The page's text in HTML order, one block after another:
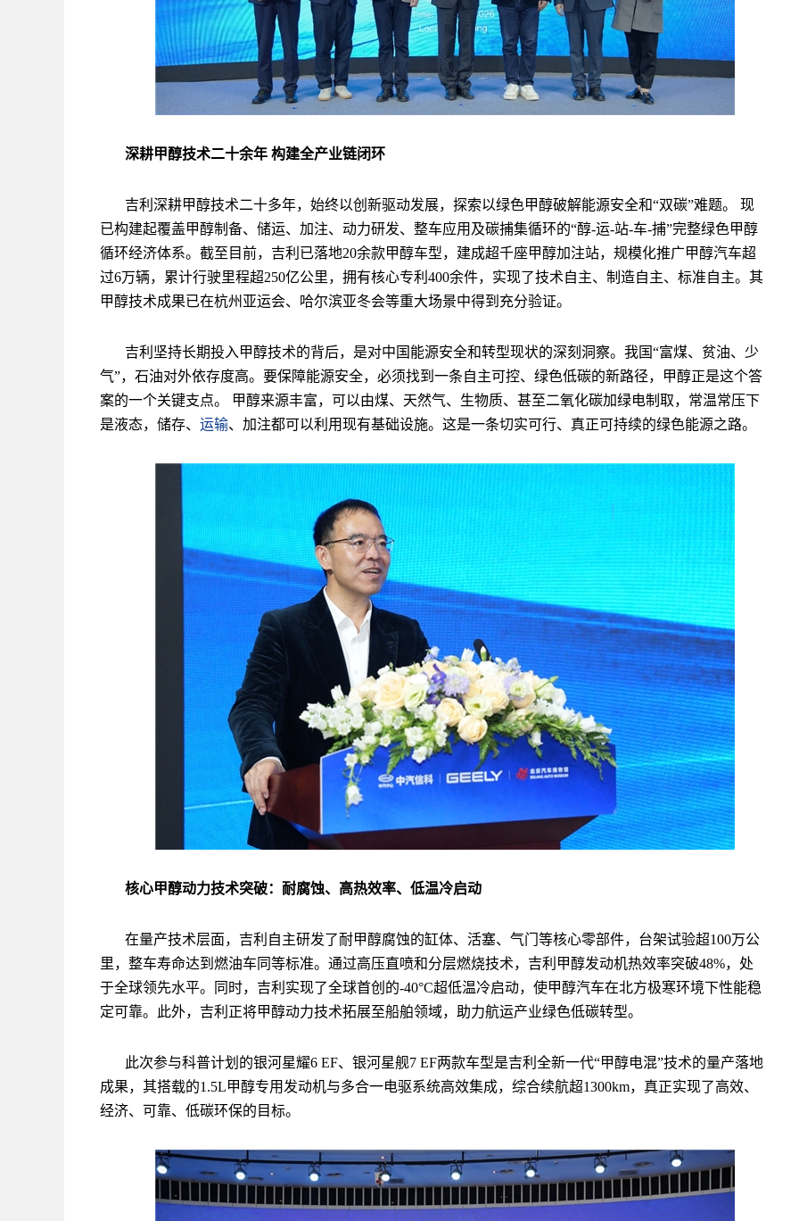
深耕甲醇技术二十余年 构建全产业链闭环
吉利深耕甲醇技术二十多年，始终以创新驱动发展，探索以绿色甲醇破解能源安全和“双碳”难题。 现
已构建起覆盖甲醇制备、储运、加注、动力研发、整车应用及碳捕集循环的“醇-运-站-车-捕”完整绿色甲醇
循环经济体系。截至目前，吉利已落地20余款甲醇车型，建成超千座甲醇加注站，规模化推广甲醇汽车超
过6万辆，累计行驶里程超250亿公里，拥有核心专利400余件，实现了技术自主、制造自主、标准自主。其
甲醇技术成果已在杭州亚运会、哈尔滨亚冬会等重大场景中得到充分验证。
吉利坚持长期投入甲醇技术的背后，是对中国能源安全和转型现状的深刻洞察。我国“富煤、贫油、少
气”，石油对外依存度高。要保障能源安全，必须找到一条自主可控、绿色低碳的新路径，甲醇正是这个答
案的一个关键支点。 甲醇来源丰富，可以由煤、天然气、生物质、甚至二氧化碳加绿电制取，常温常压下
是液态，储存、 运输、加注都可以利用现有基础设施。这是一条切实可行、真正可持续的绿色能源之路。
核心甲醇动力技术突破：耐腐蚀、高热效率、低温冷启动
在量产技术层面，吉利自主研发了耐甲醇腐蚀的缸体、活塞、气门等核心零部件，台架试验超100万公
里，整车寿命达到燃油车同等标准。通过高压直喷和分层燃烧技术，吉利甲醇发动机热效率突破48%，处
于全球领先水平。同时，吉利实现了全球首创的-40°C超低温冷启动，使甲醇汽车在北方极寒环境下性能稳
定可靠。此外，吉利正将甲醇动力技术拓展至船舶领域，助力航运产业绿色低碳转型。
此次参与科普计划的银河星耀6 EF、银河星舰7 EF两款车型是吉利全新一代“甲醇电混”技术的量产落地
成果，其搭载的1.5L甲醇专用发动机与多合一电驱系统高效集成，综合续航超1300km，真正实现了高效、
经济、可靠、低碳环保的目标。